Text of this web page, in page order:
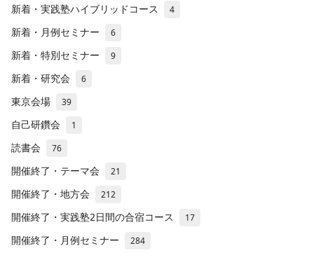
新着・実践塾ハイブリッドコース 4
新着・月例セミナー 6
新着・特別セミナー 9
新着・研究会 6
東京会場 39
自己研鑽会 1
読書会 76
開催終了・テーマ会 21
開催終了・地方会 212
開催終了・実践塾2日間の合宿コース 17
開催終了・月例セミナー 284